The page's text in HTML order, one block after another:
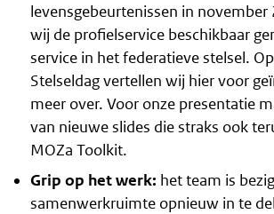
levensgebeurtenissen in november
wij de profielservice beschikbaar
service in het federatieve stelsel.
Stelseldag vertellen wij hier voor
meer over. Voor onze presentatie
van nieuwe slides die straks ook
MOZa Toolkit.
Grip op het werk: het team is
samenwerkruimte opnieuw in te